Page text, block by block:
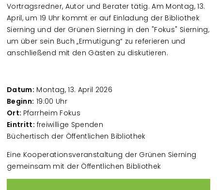
Vortragsredner, Autor und Berater tätig. Am Montag, 13.
April, um 19 Uhr kommt er auf Einladung der Bibliothek
Sierning und der Grünen Sierning in den "Fokus" Sierning,
um über sein Buch „Ermutigung“ zu referieren und
anschließend mit den Gästen zu diskutieren.
Datum: Montag, 13. April 2026
Beginn: 19:00 Uhr
Ort: Pfarrheim Fokus
Eintritt: freiwillige Spenden
Büchertisch der Öffentlichen Bibliothek
Eine Kooperationsveranstaltung der Grünen Sierning
gemeinsam mit der Öffentlichen Bibliothek